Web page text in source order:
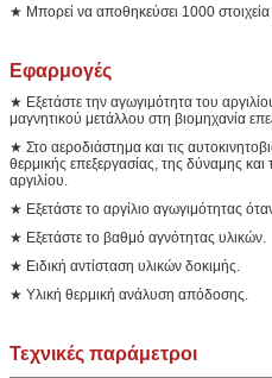
★ Μπορεί να αποθηκεύσει 1000
Εφαρμογές
★ Εξετάστε την αγωγιμότητα του
μαγνητικού μετάλλου στη βιομηχανία
★ Στο αεροδιάστημα και τις
θερμικής επεξεργασίας, της δύναμης
αργιλίου.
★ Εξετάστε το αργίλιο αγωγιμότητας
★ Εξετάστε το βαθμό αγνότητας υλικών.
★ Ειδική αντίσταση υλικών δοκιμής.
★ Υλική θερμική ανάλυση απόδοσης.
Τεχνικές παράμετροι